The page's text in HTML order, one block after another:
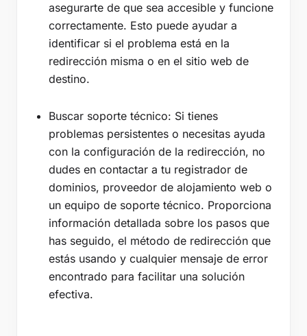
asegurarte de que sea accesible y funcione
correctamente. Esto puede ayudar a
identificar si el problema está en la
redirección misma o en el sitio web de
destino.
Buscar soporte técnico: Si tienes
problemas persistentes o necesitas ayuda
con la configuración de la redirección, no
dudes en contactar a tu registrador de
dominios, proveedor de alojamiento web o
un equipo de soporte técnico. Proporciona
información detallada sobre los pasos que
has seguido, el método de redirección que
estás usando y cualquier mensaje de error
encontrado para facilitar una solución
efectiva.